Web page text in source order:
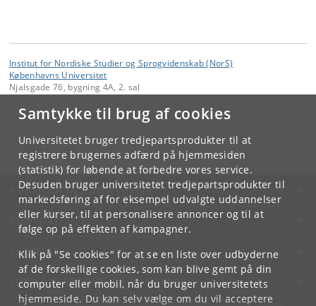
Samtykke til brug af cookies
Universitetet bruger tredjepartsprodukter til at
registrere brugernes adfærd på hjemmesiden
(statistik) for løbende at forbedre vores service.
Desuden bruger universitetet tredjepartsprodukter til
markedsføring af for eksempel udvalgte uddannelser
eller kurser, til at personalisere annoncer og til at
følge op på effekten af kampagner.
Klik på "Se cookies" for at se en liste over udbyderne
af de forskellige cookies, som kan blive gemt på din
computer eller mobil, når du bruger universitetets
hjemmeside. Du kan selv vælge om du vil acceptere
Institut for Nordiske Studier og Sprogvidenskab (NorS)
Københavns Universitet
Njalsgade 76, bygning 4A, 2. sal
NorS
KØBENHAVNS UNIVERSITET
KONTAKT
SERVICES
FOR STUDERENDE OG ANSATTE